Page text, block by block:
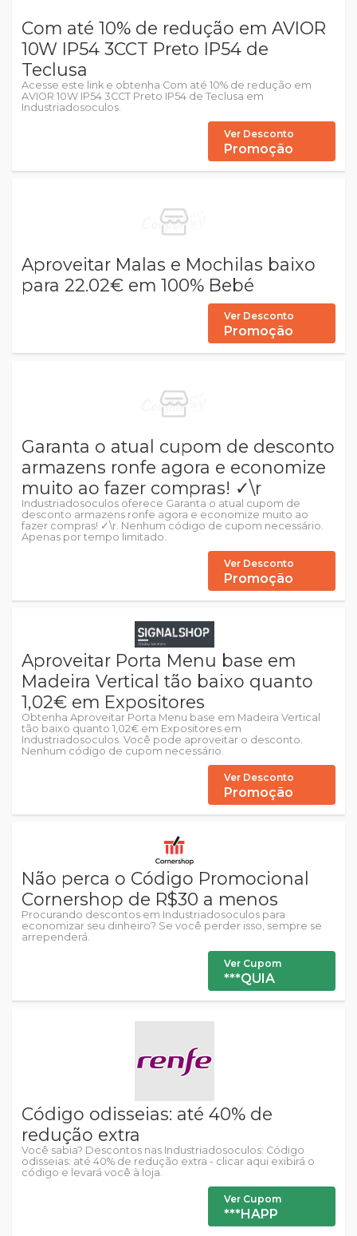
Com até 10% de redução em AVIOR
10W IP54 3CCT Preto IP54 de
Teclusa
Acesse este link e obtenha Com até 10% de redução em
AVIOR 10W IP54 3CCT Preto IP54 de Teclusa em
Industriadosoculos.
Ver Desconto
Promoção
Aproveitar Malas e Mochilas baixo
para 22.02€ em 100% Bebé
Ver Desconto
Promoção
Garanta o atual cupom de desconto
armazens ronfe agora e economize
muito ao fazer compras! ✓\r
Industriadosoculos oferece Garanta o atual cupom de
desconto armazens ronfe agora e economize muito ao
fazer compras! ✓\r. Nenhum código de cupom necessário.
Apenas por tempo limitado.
Ver Desconto
Promoção
Aproveitar Porta Menu base em
Madeira Vertical tão baixo quanto
1,02€ em Expositores
Obtenha Aproveitar Porta Menu base em Madeira Vertical
tão baixo quanto 1,02€ em Expositores em
Industriadosoculos. Você pode aproveitar o desconto.
Nenhum código de cupom necessário.
Ver Desconto
Promoção
Não perca o Código Promocional
Cornershop de R$30 a menos
Procurando descontos em Industriadosoculos para
economizar seu dinheiro? Se você perder isso, sempre se
arrependerá.
Ver Cupom
***QUIA
Código odisseias: até 40% de
redução extra
Você sabia? Descontos nas Industriadosoculos: Código
odisseias: até 40% de redução extra - clicar aqui exibirá o
código e levará você à loja.
Ver Cupom
***HAPP